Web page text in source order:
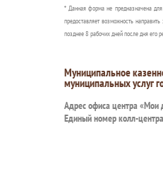
* Данная форма не предназначена
предоставляет возможность
позднее 8 рабочих дней после дня его
Муниципальное
муниципальных услуг
Адрес офиса центра «Мои
Единый номер колл-